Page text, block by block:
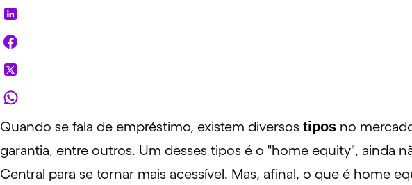
Quando se fala de empréstimo, existem diversos tipos no
garantia, entre outros. Um desses tipos é o "home equity", ainda
Central para se tornar mais acessível. Mas, afinal, o que é home